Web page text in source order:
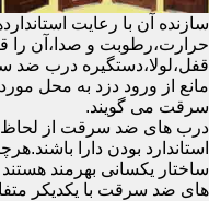
سازنده آن با رعایت
حرارت،رطوبت و صدا،آن را
قفل،لولا،دستگیره درب ضد
مانع از ورود دزد به محل
سرقت می گویند.
درب های ضد سرقت از لحاظ
استاندارد بودن دارا
ساختار یکسانی بهرمند
های ضد سرقت با یکدیکر